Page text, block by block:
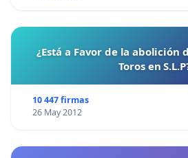
¿Está a Favor de la abolición
Toros en
10 447 firmas
26 May 2012